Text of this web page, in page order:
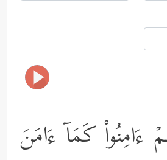
ءَامِنُواْ كَمَاۤ ءَامَنَ